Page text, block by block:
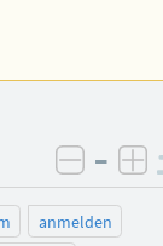
–
anmelden